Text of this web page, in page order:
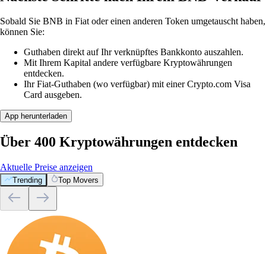
Sobald Sie BNB in Fiat oder einen anderen Token umgetauscht haben,
können Sie:
Guthaben direkt auf Ihr verknüpftes Bankkonto auszahlen.
Mit Ihrem Kapital andere verfügbare Kryptowährungen
entdecken.
Ihr Fiat-Guthaben (wo verfügbar) mit einer Crypto.com Visa
Card ausgeben.
App herunterladen
Über 400 Kryptowährungen entdecken
Aktuelle Preise anzeigen
Trending Top Movers